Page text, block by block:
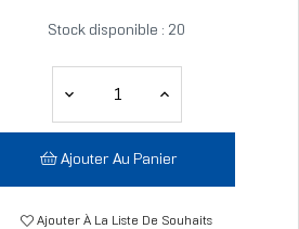
Stock disponible : 20
Ajouter Au Panier
Ajouter À La Liste De Souhaits